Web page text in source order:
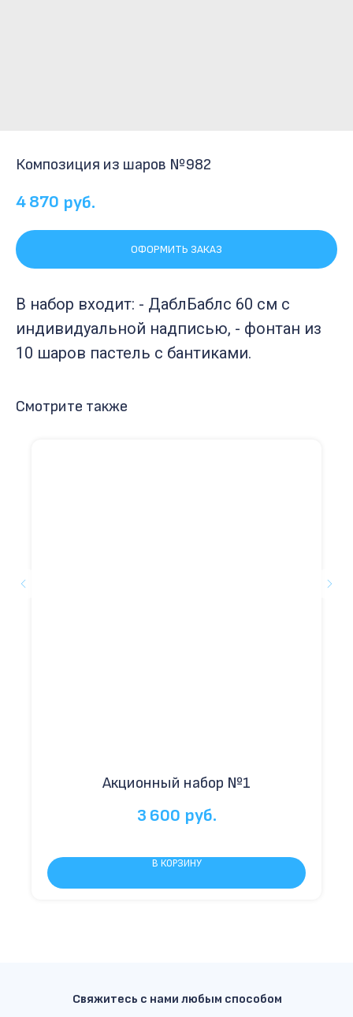
Композиция из шаров №982
4 870 руб.
ОФОРМИТЬ ЗАКАЗ
В набор входит: - ДаблБаблс 60 см с
индивидуальной надписью, - фонтан из
10 шаров пастель с бантиками.
Смотрите также
Акционный набор №1
3 600 руб.
В КОРЗИНУ
Свяжитесь с нами любым способом